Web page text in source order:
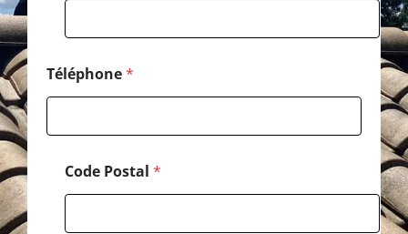
m
Téléphone*
Code Postal *